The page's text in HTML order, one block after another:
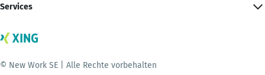
Services
© New Work SE | Alle Rechte vorbehalten